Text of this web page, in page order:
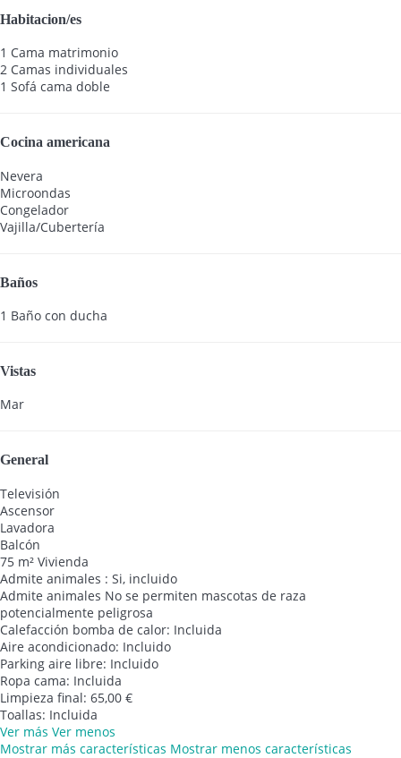
Habitacion/es
1 Cama matrimonio
2 Camas individuales
1 Sofá cama doble
Cocina americana
Nevera
Microondas
Congelador
Vajilla/Cubertería
Baños
1 Baño con ducha
Vistas
Mar
General
Televisión
Ascensor
Lavadora
Balcón
75 m² Vivienda
Admite animales : Si, incluido
Admite animales No se permiten mascotas de raza
potencialmente peligrosa
Calefacción bomba de calor: Incluida
Aire acondicionado: Incluido
Parking aire libre: Incluido
Ropa cama: Incluida
Limpieza final: 65,00 €
Toallas: Incluida
Ver más Ver menos
Mostrar más características Mostrar menos características